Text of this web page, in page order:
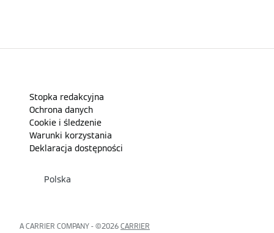
Stopka redakcyjna
Ochrona danych
Cookie i śledzenie
Warunki korzystania
Deklaracja dostępności
Polska
A CARRIER COMPANY - ©️2026 CARRIER